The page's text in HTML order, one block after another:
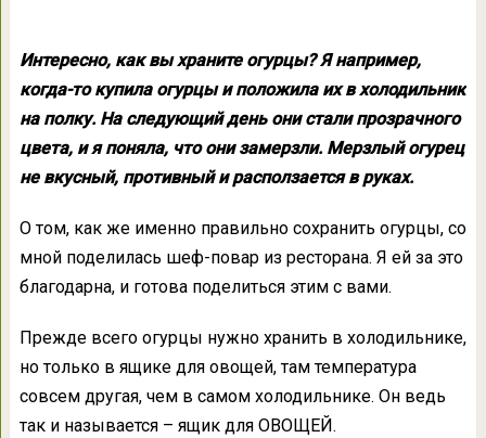
Интересно, как вы храните огурцы? Я например,
когда-то купила огурцы и положила их в холодильник
на полку. На следующий день они стали прозрачного
цвета, и я поняла, что они замерзли. Мерзлый огурец
не вкусный, противный и расползается в руках.
О том, как же именно правильно сохранить огурцы, со
мной поделилась шеф-повар из ресторана. Я ей за это
благодарна, и готова поделиться этим с вами.
Прежде всего огурцы нужно хранить в холодильнике,
но только в ящике для овощей, там температура
совсем другая, чем в самом холодильнике. Он ведь
так и называется – ящик для ОВОЩЕЙ.